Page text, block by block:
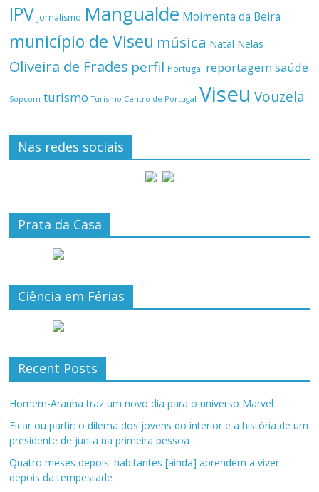
IPV jornalismo Mangualde Moimenta da Beira
município de Viseu música Natal Nelas
Oliveira de Frades perfil Portugal reportagemsaúde
Sopcom turismo Turismo Centro de Portugal Viseu Vouzela
Nas redes sociais
Prata da Casa
Ciência em Férias
Recent Posts
Homem-Aranha traz um novo dia para o universo Marvel
Ficar ou partir: o dilema dos jovens do interior e a história de um
presidente de junta na primeira pessoa
Quatro meses depois: habitantes [ainda] aprendem a viver
depois da tempestade